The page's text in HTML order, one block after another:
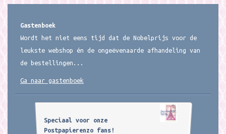
Gastenboek
Wordt het niet eens tijd dat de Nobelprijs voor de
leukste webshop én de ongeëvenaarde afhandeling van
de bestellingen...
Ga naar gastenboek
Speciaal voor onze
Postpapierenzo fans!